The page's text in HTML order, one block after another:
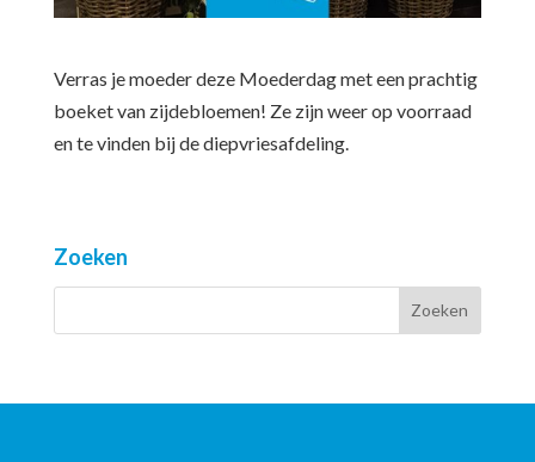
Verras je moeder deze Moederdag met een prachtig
boeket van zijdebloemen! Ze zijn weer op voorraad
en te vinden bij de diepvriesafdeling.
Zoeken